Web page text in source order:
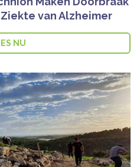
van Alzheimer
NU